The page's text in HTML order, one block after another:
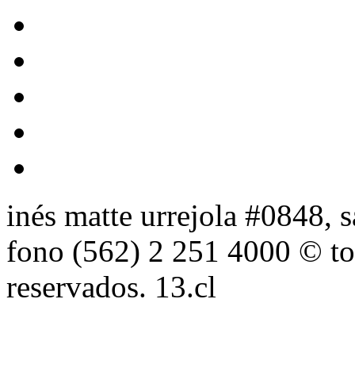
inés matte urrejola #0848,
fono (562) 2 251 4000 ©
reservados. 13.cl